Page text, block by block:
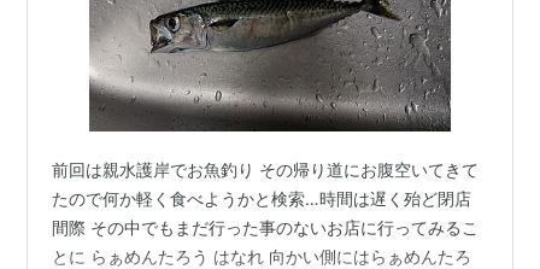
前回は親水護岸でお魚釣り その帰り道にお腹空いてきて
たので何か軽く食べようかと検索…時間は遅く殆ど閉店
間際 その中でもまだ行った事のないお店に行ってみるこ
とに らぁめんたろう はなれ 向かい側にはらぁめんたろ